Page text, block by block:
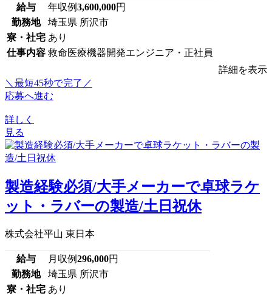
給与 年収例3,600,000円
勤務地
埼玉県 所沢市
寮・社宅 あり
仕事内容 救命医療機器開発エンジニア・正社員
詳細を表示
＼最短45秒で完了／
応募へ進む
詳しく
見る
製造経験必須/大手メーカーで卓球ラケ
ット・ラバーの製造/土日祝休
株式会社平山 東日本
給与 月収例296,000円
勤務地
埼玉県 所沢市
寮・社宅 あり